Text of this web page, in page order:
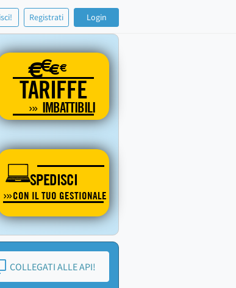
Registrati Login
€€€€
TARIFFE
IMBATTIBILI
SPEDISCI
CON IL TUO GESTIONALE
COLLEGATI ALLE API!